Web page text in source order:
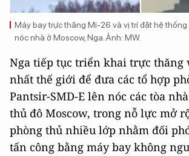
Máy bay trực thăng Mi-26 và vị trí đặt hệ
nóc nhà ở Moscow, Nga. Ảnh: MW.
Nga tiếp tục triển khai trực thăng
nhất thế giới để đưa các tổ hợp
Pantsir-SMD-E lên nóc các tòa
thủ đô Moscow, trong nỗ lực mở
phòng thủ nhiều lớp nhằm đối
tấn công bằng máy bay không